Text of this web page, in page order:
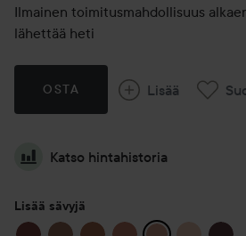
Ilmainen toimitusmahdollisuus
lähettää heti
OSTA Lisää
Katso hintahistoria
Lisää sävyjä